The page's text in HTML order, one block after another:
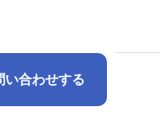
い合わせする